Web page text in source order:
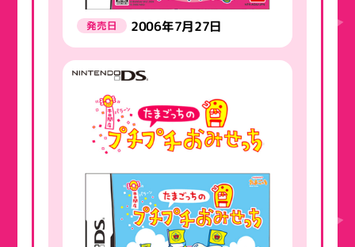
発売日 2006年7月27日